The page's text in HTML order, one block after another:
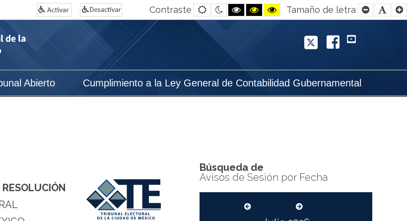
Contraste
Default
contrast
Night
contrast
Black
and
Black
and
Yellow
and
contrast
Tamaño de letra
Smaller
FontFont
Abierto Cumplimiento a la Ley General de Contabilidad Gubernamental
Twitter
Facebook
YouTube
Búsqueda de
Avisos de Sesión por Fecha